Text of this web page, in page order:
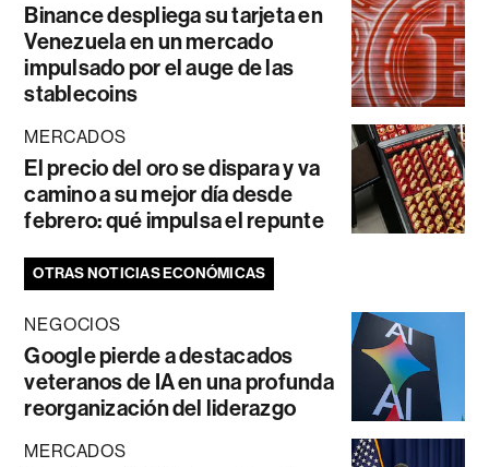
Binance despliega su tarjeta en
Venezuela en un mercado
impulsado por el auge de las
stablecoins
MERCADOS
El precio del oro se dispara y va
camino a su mejor día desde
febrero: qué impulsa el repunte
OTRAS NOTICIAS ECONÓMICAS
NEGOCIOS
Google pierde a destacados
veteranos de IA en una profunda
reorganización del liderazgo
MERCADOS